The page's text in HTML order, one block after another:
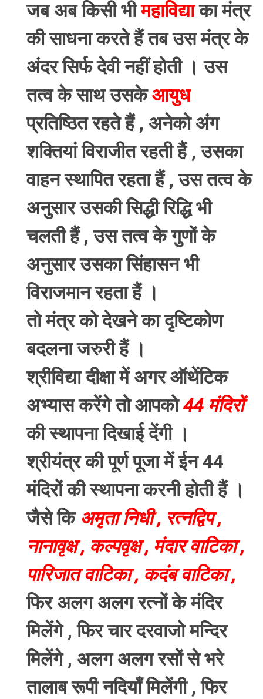
जब अब किसी भीमहाविद्याका मंत्र
की साधना करते हैं तब उस मंत्र के
अंदर सिर्फ देवी नहीं होती । उस
तत्व के साथ उसकेआयुध
प्रतिष्ठित रहते हैं , अनेको अंग
शक्तियां विराजीत रहती हैं , उसका
वाहन स्थापित रहता हैं , उस तत्व के
अनुसार उसकी सिद्धी रिद्धि भी
चलती हैं , उस तत्व के गुणों के
अनुसार उसका सिंहासन भी
विराजमान रहता हैं ।
तो मंत्र को देखने का दृष्टिकोण
बदलना जरुरी हैं ।
श्रीविद्या दीक्षा में अगर ऑथेंटिक
अभ्यास करेंगे तो आपको44 मंदिरों
की स्थापना दिखाई देंगी ।
श्रीयंत्र की पूर्ण पूजा में ईन 44
मंदिरों की स्थापना करनी होती हैं ।
जैसे कि अमृता निधी , रत्नद्विप ,
नानावृक्ष , कल्पवृक्ष , मंदार वाटिका ,
पारिजात वाटिका , कदंब वाटिका ,
फिर अलग अलग रत्नों के मंदिर
मिलेंगे , फिर चार दरवाजो मन्दिर
मिलेंगे , अलग अलग रसों से भरे
तालाब रूपी नदियाँ मिलेंगी , फिर